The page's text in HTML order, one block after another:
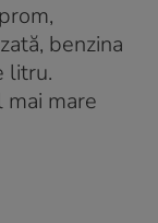
benzina
litru.
mai mare